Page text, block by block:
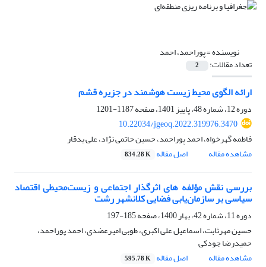
نویسنده =پوراحمد، احمد
تعداد مقالات: 2
ارائه الگوی محیط زیست هوشمند در جزیره قشم
دوره 12، شماره 48، پاییز 1401، صفحه
1187-1201
10.22034/jgeoq.2022.319976.3470
فاطمه گهرخواه، احمد پوراحمد، حسین حاتمی نژاد، علی یدقار
مشاهده مقاله
اصل مقاله 834.28 K
بررسی نقش مؤلفه های اثرگذار اجتماعی و زیست‌محیطی اقتصاد
سیاسی بر سازمان‌یابی فضایی کلانشهر رشت
دوره 11، شماره 42، بهار 1400، صفحه
185-197
حسین مهرثابت، اسماعیل علی اکبری، طوبی امیرعضدی، احمد پوراحمد،
حمیدرضا جودکی
مشاهده مقاله
اصل مقاله 595.78 K